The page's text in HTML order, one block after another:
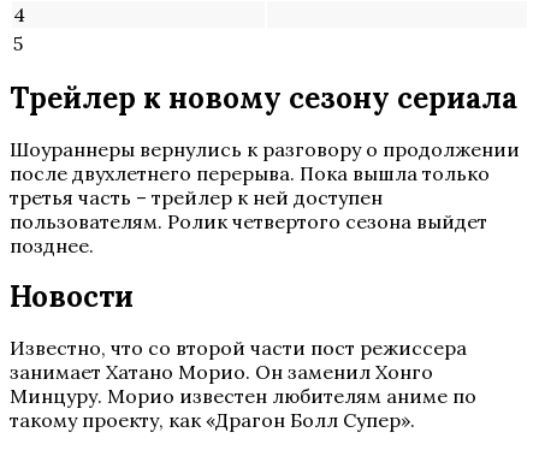
4
5
Трейлер к новому сезону сериала
Шоураннеры вернулись к разговору о продолжении
после двухлетнего перерыва. Пока вышла только
третья часть – трейлер к ней доступен
пользователям. Ролик четвертого сезона выйдет
позднее.
Новости
Известно, что со второй части пост режиссера
занимает Хатано Морио. Он заменил Хонго
Минцуру. Морио известен любителям аниме по
такому проекту, как «Драгон Болл Супер».